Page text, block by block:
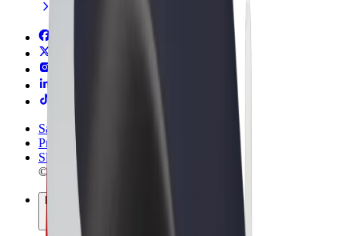
Sąlygos
Privatumas
Slapukai
© 2026 Bolt Technology OÜ
Paslaugos